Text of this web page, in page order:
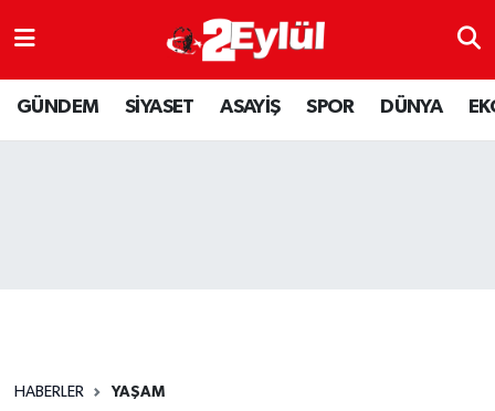
GÜNDEM SİYASET ASAYİŞ SPOR DÜNYA
HABERLER YAŞAM
ASAYİŞ
DÜNYA
Nöbetçi Eczaneler
Hava Durumu